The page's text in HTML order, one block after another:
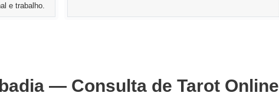
e trabalho.
— Consulta de Tarot Online